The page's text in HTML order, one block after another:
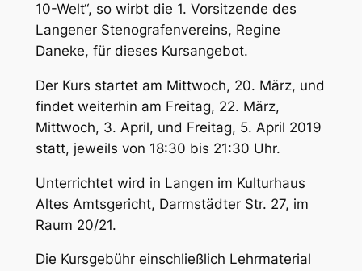
10-Welt“, so wirbt die 1. Vorsitzende des
Langener Stenografenvereins, Regine
Daneke, für dieses Kursangebot.
Der Kurs startet am Mittwoch, 20. März, und
findet weiterhin am Freitag, 22. März,
Mittwoch, 3. April, und Freitag, 5. April 2019
statt, jeweils von 18:30 bis 21:30 Uhr.
Unterrichtet wird in Langen im Kulturhaus
Altes Amtsgericht, Darmstädter Str. 27, im
Raum 20/21.
Die Kursgebühr einschließlich Lehrmaterial